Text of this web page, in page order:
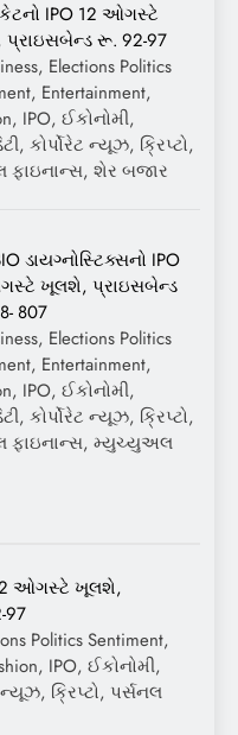
IPO 12 ઓગસ્ટે
રૂ. 92-97
Elections Politics
Entertainment,
IPO, ઈકોનોમી,
કોર્પોરેટ ન્યૂઝ, ક્રિપ્ટો,
ફાઇનાન્સ, શેર બજાર
ડાયગ્નોસ્ટિક્સનો IPO
ખૂલશે, પ્રાઇસબેન્ડ
807
Elections Politics
Entertainment,
IPO, ઈકોનોમી,
કોર્પોરેટ ન્યૂઝ, ક્રિપ્ટો,
ફાઇનાન્સ, મ્યુચ્યુઅલ
12 ઓગસ્ટે ખૂલશે,
97
Politics Sentiment,
IPO, ઈકોનોમી,
ન્યૂઝ, ક્રિપ્ટો, પર્સનલ